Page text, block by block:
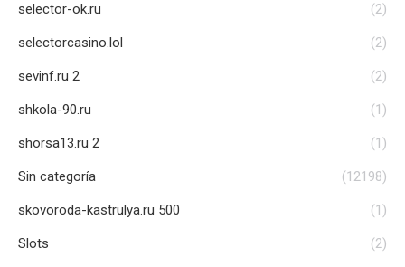
selector-ok.ru (2)
selectorcasino.lol (2)
sevinf.ru 2 (2)
shkola-90.ru (1)
shorsa13.ru 2 (1)
Sin categoría (12198)
skovoroda-kastrulya.ru 500 (1)
Slots (2)